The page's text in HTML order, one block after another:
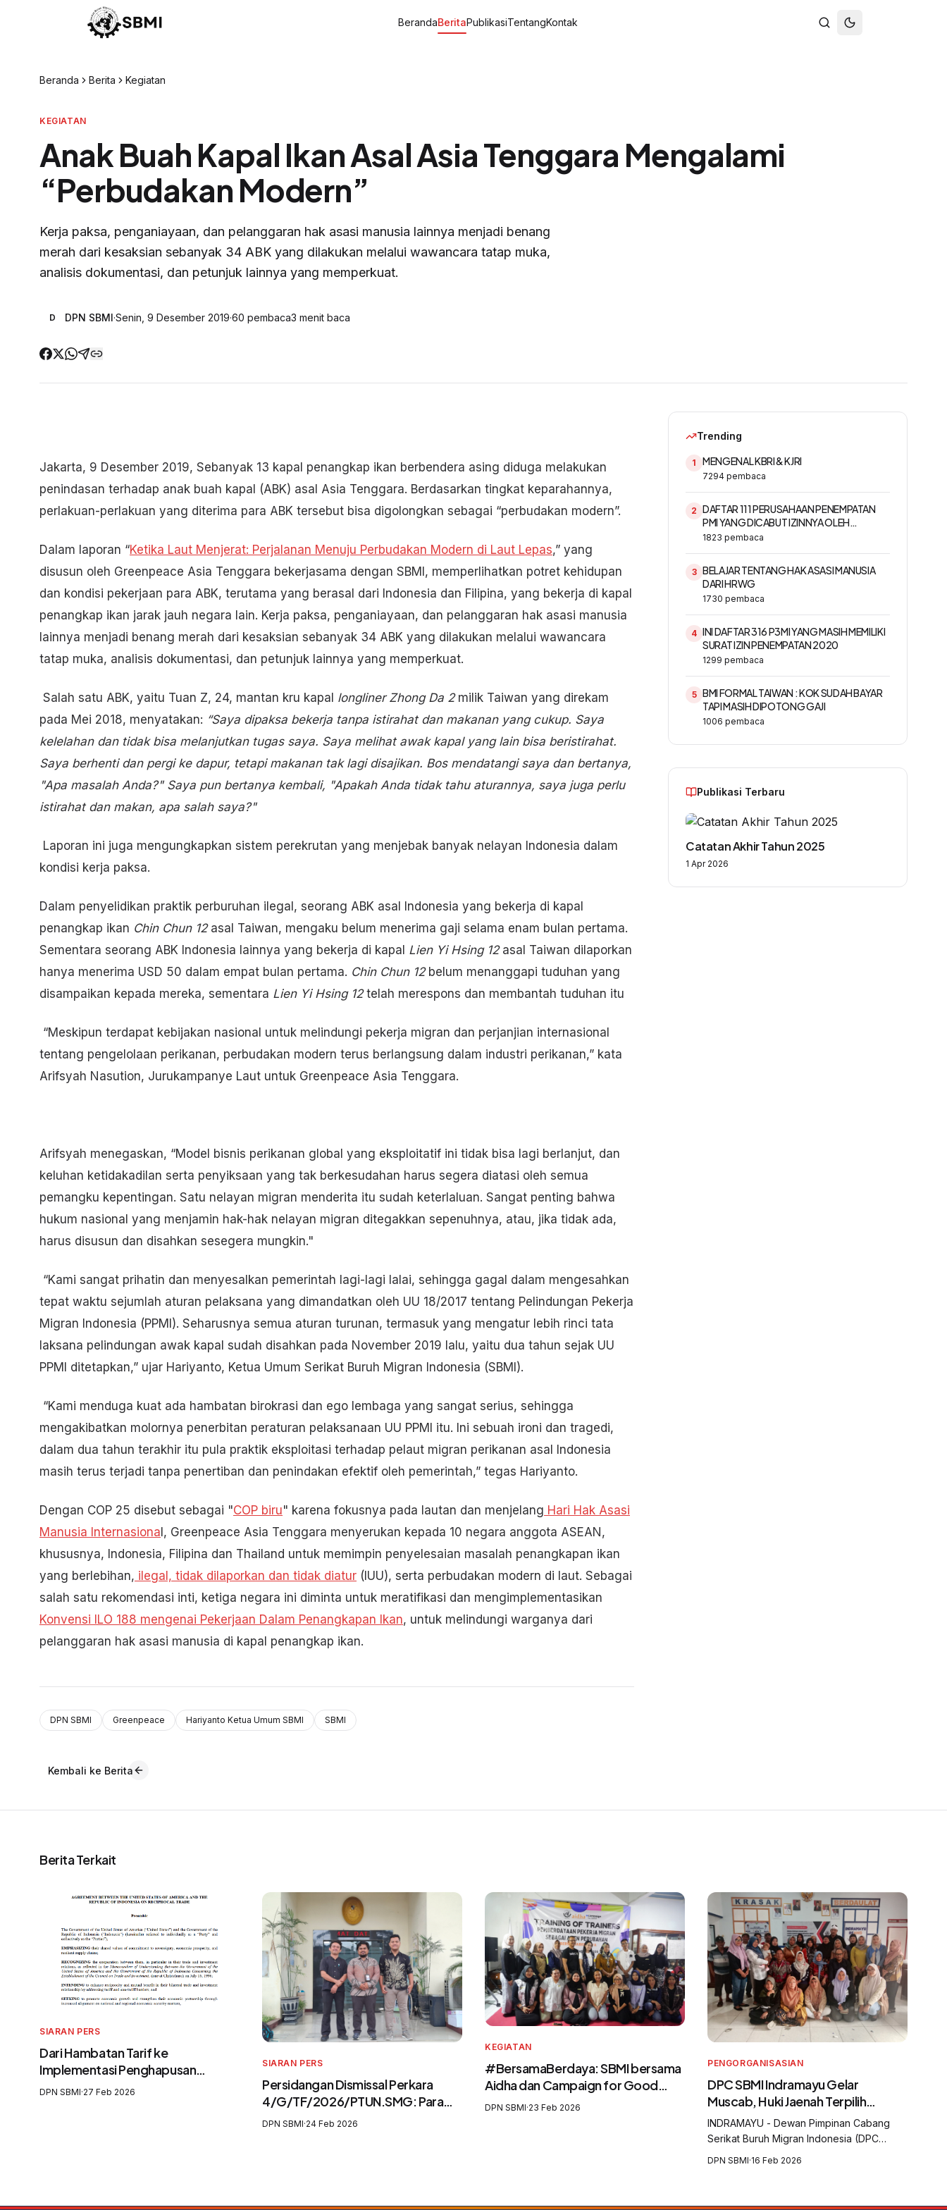
BerandaBeritaPublikasiTentangKontak
Beranda Berita Kegiatan
KEGIATAN
Anak Buah Kapal Ikan Asal Asia Tenggara Mengalami
“Perbudakan Modern”
Kerja paksa, penganiayaan, dan pelanggaran hak asasi manusia lainnya menjadi benang
merah dari kesaksian sebanyak 34 ABK yang dilakukan melalui wawancara tatap muka,
analisis dokumentasi, dan petunjuk lainnya yang memperkuat.
D DPN SBMI·Senin, 9 Desember 2019·60 pembaca3 menit baca
Jakarta, 9 Desember 2019, Sebanyak 13 kapal penangkap ikan berbendera asing diduga melakukan
penindasan terhadap anak buah kapal (ABK) asal Asia Tenggara. Berdasarkan tingkat keparahannya,
perlakuan-perlakuan yang diterima para ABK tersebut bisa digolongkan sebagai “perbudakan modern”.
Dalam laporan “Ketika Laut Menjerat: Perjalanan Menuju Perbudakan Modern di Laut Lepas,” yang
disusun oleh Greenpeace Asia Tenggara bekerjasama dengan SBMI, memperlihatkan potret kehidupan
dan kondisi pekerjaan para ABK, terutama yang berasal dari Indonesia dan Filipina, yang bekerja di kapal
penangkap ikan jarak jauh negara lain. Kerja paksa, penganiayaan, dan pelanggaran hak asasi manusia
lainnya menjadi benang merah dari kesaksian sebanyak 34 ABK yang dilakukan melalui wawancara
tatap muka, analisis dokumentasi, dan petunjuk lainnya yang memperkuat.
Salah satu ABK, yaitu Tuan Z, 24, mantan kru kapal longliner Zhong Da 2milik Taiwan yang direkam
pada Mei 2018, menyatakan: “Saya dipaksa bekerja tanpa istirahat dan makanan yang cukup. Saya
kelelahan dan tidak bisa melanjutkan tugas saya. Saya melihat awak kapal yang lain bisa beristirahat.
Saya berhenti dan pergi ke dapur, tetapi makanan tak lagi disajikan. Bos mendatangi saya dan bertanya,
"Apa masalah Anda?" Saya pun bertanya kembali, "Apakah Anda tidak tahu aturannya, saya juga perlu
istirahat dan makan, apa salah saya?"
Laporan ini juga mengungkapkan sistem perekrutan yang menjebak banyak nelayan Indonesia dalam
kondisi kerja paksa.
Dalam penyelidikan praktik perburuhan ilegal, seorang ABK asal Indonesia yang bekerja di kapal
penangkap ikan Chin Chun 12asal Taiwan, mengaku belum menerima gaji selama enam bulan pertama.
Sementara seorang ABK Indonesia lainnya yang bekerja di kapal Lien Yi Hsing 12 asal Taiwan dilaporkan
hanya menerima USD 50 dalam empat bulan pertama. Chin Chun 12belum menanggapi tuduhan yang
disampaikan kepada mereka, sementara Lien Yi Hsing 12telah merespons dan membantah tuduhan itu
“Meskipun terdapat kebijakan nasional untuk melindungi pekerja migran dan perjanjian internasional
tentang pengelolaan perikanan, perbudakan modern terus berlangsung dalam industri perikanan,” kata
Arifsyah Nasution, Jurukampanye Laut untuk Greenpeace Asia Tenggara.
Arifsyah menegaskan, “Model bisnis perikanan global yang eksploitatif ini tidak bisa lagi berlanjut, dan
keluhan ketidakadilan serta penyiksaan yang tak berkesudahan harus segera diatasi oleh semua
pemangku kepentingan. Satu nelayan migran menderita itu sudah keterlaluan. Sangat penting bahwa
hukum nasional yang menjamin hak-hak nelayan migran ditegakkan sepenuhnya, atau, jika tidak ada,
harus disusun dan disahkan sesegera mungkin."
“Kami sangat prihatin dan menyesalkan pemerintah lagi-lagi lalai, sehingga gagal dalam mengesahkan
tepat waktu sejumlah aturan pelaksana yang dimandatkan oleh UU 18/2017 tentang Pelindungan Pekerja
Migran Indonesia (PPMI). Seharusnya semua aturan turunan, termasuk yang mengatur lebih rinci tata
laksana pelindungan awak kapal sudah disahkan pada November 2019 lalu, yaitu dua tahun sejak UU
PPMI ditetapkan,” ujar Hariyanto, Ketua Umum Serikat Buruh Migran Indonesia (SBMI).
“Kami menduga kuat ada hambatan birokrasi dan ego lembaga yang sangat serius, sehingga
mengakibatkan molornya penerbitan peraturan pelaksanaan UU PPMI itu. Ini sebuah ironi dan tragedi,
dalam dua tahun terakhir itu pula praktik eksploitasi terhadap pelaut migran perikanan asal Indonesia
masih terus terjadi tanpa penertiban dan penindakan efektif oleh pemerintah,” tegas Hariyanto.
Dengan COP 25 disebut sebagai "COP biru" karena fokusnya pada lautan dan menjelang Hari Hak Asasi
Manusia Internasiona l, Greenpeace Asia Tenggara menyerukan kepada 10 negara anggota ASEAN,
khususnya, Indonesia, Filipina dan Thailand untuk memimpin penyelesaian masalah penangkapan ikan
yang berlebihan, ilegal, tidak dilaporkan dan tidak diatur (IUU), serta perbudakan modern di laut. Sebagai
salah satu rekomendasi inti, ketiga negara ini diminta untuk meratifikasi dan mengimplementasikan
Konvensi ILO 188 mengenai Pekerjaan Dalam Penangkapan Ikan, untuk melindungi warganya dari
pelanggaran hak asasi manusia di kapal penangkap ikan.
DPN SBMI Greenpeace Hariyanto Ketua Umum SBMI SBMI
Kembali ke Berita
Trending
1 MENGENAL KBRI & KJRI
7294 pembaca
2 DAFTAR 111 PERUSAHAAN PENEMPATAN
PMI YANG DICABUT IZINNYA OLEH
KEMNAKER
1823 pembaca
3 BELAJAR TENTANG HAK ASASI MANUSIA
DARI HRWG
1730 pembaca
4 INI DAFTAR 316 P3MI YANG MASIH MEMILIKI
SURAT IZIN PENEMPATAN 2020
1299 pembaca
5 BMI FORMAL TAIWAN : KOK SUDAH BAYAR
TAPI MASIH DIPOTONG GAJI
1006 pembaca
Publikasi Terbaru
Catatan Akhir Tahun 2025
1 Apr 2026
Berita Terkait
SIARAN PERS
Dari Hambatan Tarif ke
Implementasi Penghapusan
Eksploitasi: Mendesak Reformasi
DPN SBMI·27 Feb 2026
SIARAN PERS
Persidangan Dismissal Perkara
4/G/TF/2026/PTUN.SMG: Para
Tergugat Mengingkari SIP3MI dan
DPN SBMI·24 Feb 2026
KEGIATAN
#BersamaBerdaya: SBMI bersama
Aidha dan Campaign for Good
Perkuat Purna Pekerja Migran
DPN SBMI·23 Feb 2026
PENGORGANISASIAN
DPC SBMI Indramayu Gelar
Muscab, Huki Jaenah Terpilih
sebagai Ketua
INDRAMAYU - Dewan Pimpinan Cabang
Serikat Buruh Migran Indonesia (DPC
DPN SBMI·16 Feb 2026